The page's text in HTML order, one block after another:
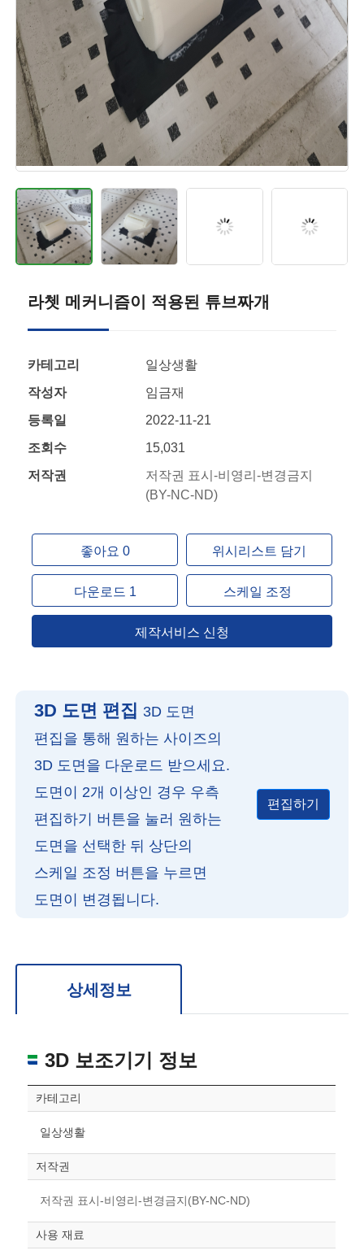
라쳇 메커니즘이 적용된 튜브짜개
카테고리
일상생활
작성자
임금재
등록일
2022-11-21
조회수
15,031
저작권
저작권 표시-비영리-변경금지
(BY-NC-ND)
좋아요 0 위시리스트 담기
다운로드 1 스케일 조정
제작서비스 신청
3D 도면 편집 3D 도면
편집을 통해 원하는 사이즈의
3D 도면을 다운로드 받으세요.
도면이 2개 이상인 경우 우측
편집하기 버튼을 눌러 원하는
도면을 선택한 뒤 상단의
스케일 조정 버튼을 누르면
도면이 변경됩니다.
편집하기
위치 이동: 우측 드래그
상세정보
3D 보조기기 정보
카테고리
일상생활
저작권
저작권 표시-비영리-변경금지(BY-NC-ND)
사용 재료